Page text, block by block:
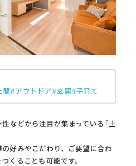
666-940
間#アウトドア#玄関#子育て
などから注目が集まっている「土
好みやこだわり、ご要望に合わ
くることも可能です。